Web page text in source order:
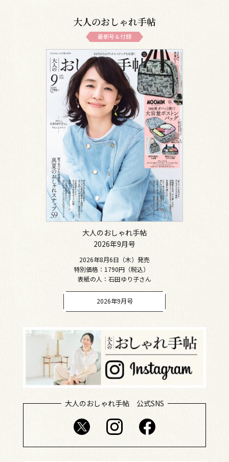
大人のおしゃれ手帖
最新号＆付録
大人のおしゃれ手帖
2026年9月号
2026年8月6日（木）発売
特別価格：1790円（税込）
表紙の人：石田ゆり子さん
2026年9月号
大人のおしゃれ手帖 公式SNS